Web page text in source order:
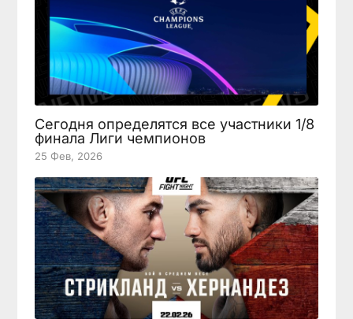
Сегодня определятся все участники 1/8
финала Лиги чемпионов
25 Фев, 2026